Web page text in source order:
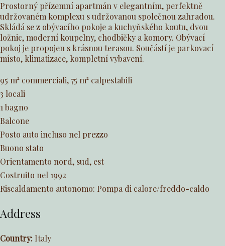
Prostorný přízemní apartmán v elegantním, perfektně
udržovaném komplexu s udržovanou společnou zahradou.
Skládá se z obývacího pokoje a kuchyňského koutu, dvou
ložnic, moderní koupelny, chodbičky a komory. Obývací
pokoj je propojen s krásnou terasou. Součástí je parkovací
místo, klimatizace, kompletní vybavení.
95 m² commerciali, 75 m² calpestabili
3 locali
1 bagno
Balcone
Posto auto incluso nel prezzo
Buono stato
Orientamento nord, sud, est
Costruito nel 1992
Riscaldamento autonomo: Pompa di calore/freddo-caldo
Address
Country: Italy